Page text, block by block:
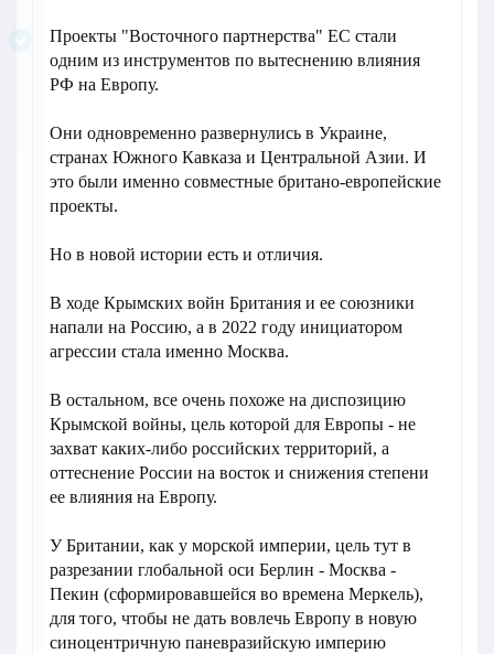
Проекты "Восточного партнерства" ЕС стали
одним из инструментов по вытеснению влияния
РФ на Европу.
Они одновременно развернулись в Украине,
странах Южного Кавказа и Центральной Азии. И
это были именно совместные британо-европейские
проекты.
Но в новой истории есть и отличия.
В ходе Крымских войн Британия и ее союзники
напали на Россию, а в 2022 году инициатором
агрессии стала именно Москва.
В остальном, все очень похоже на диспозицию
Крымской войны, цель которой для Европы - не
захват каких-либо российских территорий, а
оттеснение России на восток и снижения степени
ее влияния на Европу.
У Британии, как у морской империи, цель тут в
разрезании глобальной оси Берлин - Москва -
Пекин (сформировавшейся во времена Меркель),
для того, чтобы не дать вовлечь Европу в новую
синоцентричную паневразийскую империю